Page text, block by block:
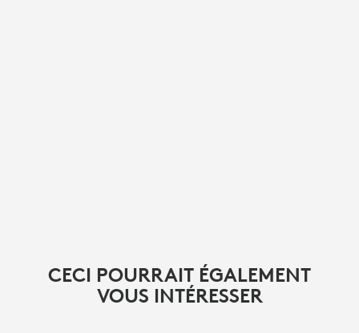
CECI POURRAIT ÉGALEMENT
VOUS INTÉRESSER